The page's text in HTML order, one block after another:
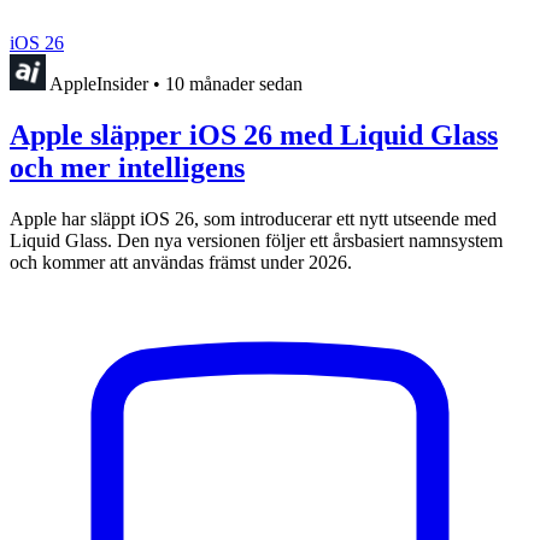
iOS 26
AppleInsider • 10 månader sedan
Apple släpper iOS 26 med Liquid Glass
och mer intelligens
Apple har släppt iOS 26, som introducerar ett nytt utseende med
Liquid Glass. Den nya versionen följer ett årsbasiert namnsystem
och kommer att användas främst under 2026.